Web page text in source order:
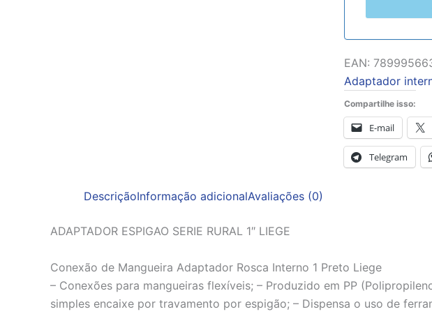
EAN:
Adaptador
Compartilhe isso:
E-mail
Telegram
DescriçãoInformação adicionalAvaliações (0)
ADAPTADOR ESPIGAO SERIE RURAL 1″ LIEGE
Conexão de Mangueira Adaptador Rosca Interno 1 Preto Liege
– Conexões para mangueiras flexíveis; – Produzido em PP
simples encaixe por travamento por espigão; – Dispensa o uso de